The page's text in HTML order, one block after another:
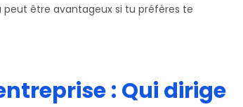
peut être avantageux si tu préfères te
: Qui dirige